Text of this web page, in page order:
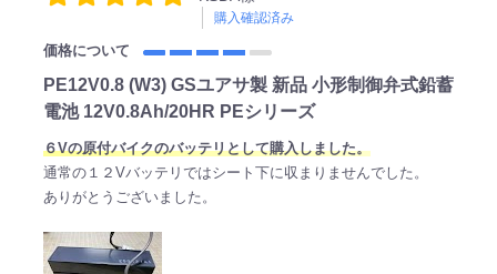
購入確認済み
価格について
PE12V0.8 (W3) GSユアサ製 新品 小形制御弁式鉛蓄
電池 12V0.8Ah/20HR PEシリーズ
６Vの原付バイクのバッテリとして購入しました。
通常の１２Vバッテリではシート下に収まりませんでした。
ありがとうございました。